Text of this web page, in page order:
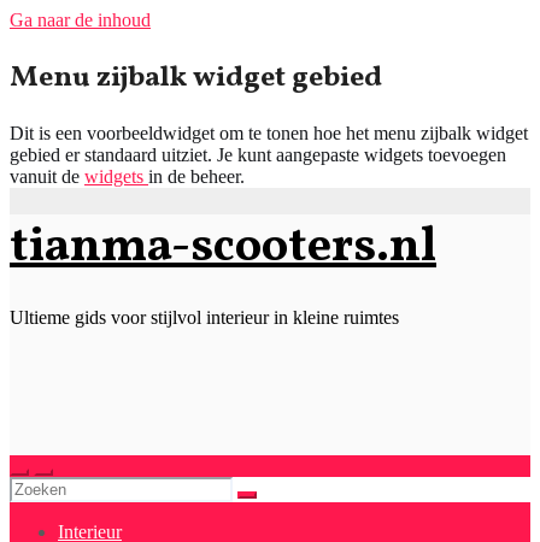
Ga naar de inhoud
Menu zijbalk widget gebied
Dit is een voorbeeldwidget om te tonen hoe het menu zijbalk widget
gebied er standaard uitziet. Je kunt aangepaste widgets toevoegen
vanuit de widgets in de beheer.
tianma-scooters.nl
Ultieme gids voor stijlvol interieur in kleine ruimtes
Interieur